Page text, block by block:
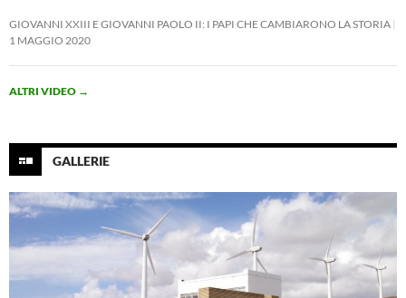
GIOVANNI XXIII E GIOVANNI PAOLO II: I PAPI CHE CAMBIARONO LA STORIA
1 MAGGIO 2020
ALTRI VIDEO →
GALLERIE